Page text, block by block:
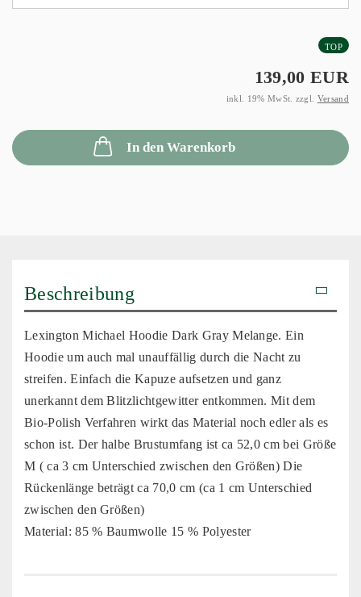
TOP
139,00 EUR
inkl. 19% MwSt. zzgl. Versand
In den Warenkorb
Beschreibung
Lexington Michael Hoodie Dark Gray Melange. Ein
Hoodie um auch mal unauffällig durch die Nacht zu
streifen. Einfach die Kapuze aufsetzen und ganz
unerkannt dem Blitzlichtgewitter entkommen. Mit dem
Bio-Polish Verfahren wirkt das Material noch edler als es
schon ist. Der halbe Brustumfang ist ca 52,0 cm bei Größe
M ( ca 3 cm Unterschied zwischen den Größen) Die
Rückenlänge beträgt ca 70,0 cm (ca 1 cm Unterschied
zwischen den Größen)
Material: 85 % Baumwolle 15 % Polyester